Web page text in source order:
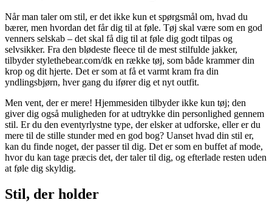
Når man taler om stil, er det ikke kun et spørgsmål om, hvad du
bærer, men hvordan det får dig til at føle. Tøj skal være som en god
venners selskab – det skal få dig til at føle dig godt tilpas og
selvsikker. Fra den blødeste fleece til de mest stilfulde jakker,
tilbyder stylethebear.com/dk en række tøj, som både krammer din
krop og dit hjerte. Det er som at få et varmt kram fra din
yndlingsbjørn, hver gang du ifører dig et nyt outfit.
Men vent, der er mere! Hjemmesiden tilbyder ikke kun tøj; den
giver dig også muligheden for at udtrykke din personlighed gennem
stil. Er du den eventyrlystne type, der elsker at udforske, eller er du
mere til de stille stunder med en god bog? Uanset hvad din stil er,
kan du finde noget, der passer til dig. Det er som en buffet af mode,
hvor du kan tage præcis det, der taler til dig, og efterlade resten uden
at føle dig skyldig.
Stil, der holder